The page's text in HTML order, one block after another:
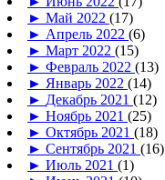
► Май 2022 (17)
► Апрель 2022 (6)
► Март 2022 (15)
► Февраль 2022 (13)
► Январь 2022 (14)
► Декабрь 2021 (12)
► Ноябрь 2021 (25)
► Октябрь 2021 (18)
► Сентябрь 2021 (16)
► Июль 2021 (1)